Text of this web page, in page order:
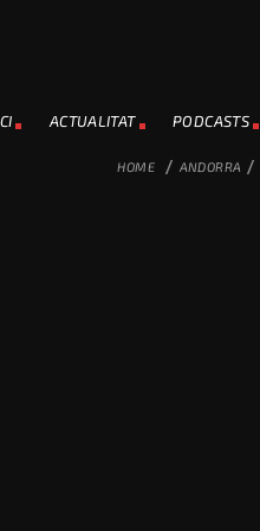
ACTUALITAT PODCASTS
HOME / ANDORRA /